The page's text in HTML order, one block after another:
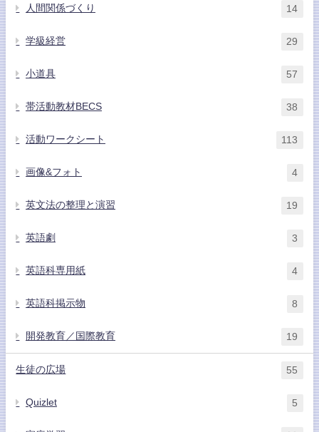
人間関係づくり 14
学級経営 29
小道具 57
帯活動教材BECS 38
活動ワークシート 113
画像&フォト 4
英文法の整理と演習 19
英語劇 3
英語科専用紙 4
英語科掲示物 8
開発教育／国際教育 19
生徒の広場 55
Quizlet 5